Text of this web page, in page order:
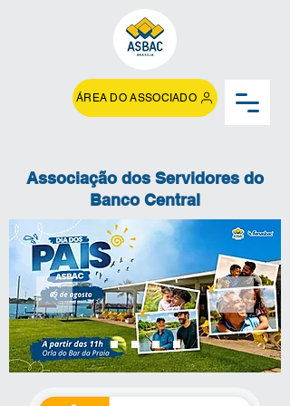
ÁREA DO ASSOCIADO
Associação dos Servidores do
Banco Central